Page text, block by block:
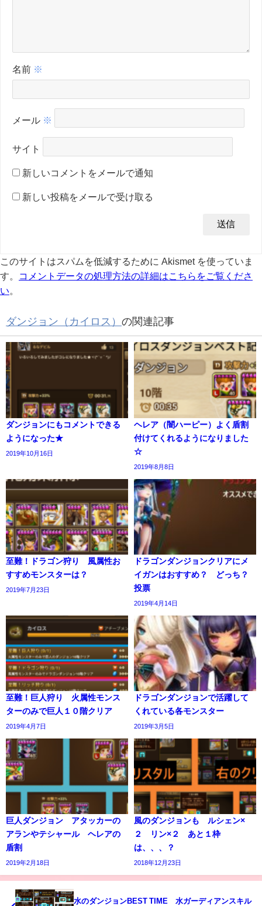
名前 ※
メール ※
サイト
新しいコメントをメールで通知
新しい投稿をメールで受け取る
このサイトはスパムを低減するために Akismet を使っていま
す。
コメントデータの処理方法の詳細はこちらをご覧くださ
い。
ダンジョン（カイロス） の関連記事
ダンジョンにもコメントできる
ようになった★
2019年10月16日
ヘレア（闇ハーピー）よく盾割
付けてくれるようになりました
☆
2019年8月8日
至難！ドラゴン狩り 風属性お
すすめモンスターは？
2019年7月23日
ドラゴンダンジョンクリアにメ
イガンはおすすめ？ どっち？
投票
2019年4月14日
至難！巨人狩り 火属性モンス
ターのみで巨人１０階クリア
2019年4月7日
ドラゴンダンジョンで活躍して
くれている各モンスター
2019年3月5日
巨人ダンジョン アタッカーの
アランやテシャール ヘレアの
盾割
2019年2月18日
風のダンジョンも ルシェン×
２ リン×２ あと１枠
は、、、？
2018年12月23日
水のダンジョンBEST TIME 水ガーディアンスキル